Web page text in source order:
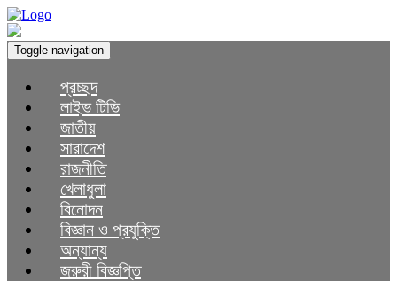
Toggle navigation
প্রচ্ছদ
লাইভ টিভি
জাতীয়
সারাদেশ
রাজনীতি
খেলাধুলা
বিনোদন
বিজ্ঞান ও প্রযুক্তি
অন্যান্য
জরুরী বিজ্ঞপ্তি